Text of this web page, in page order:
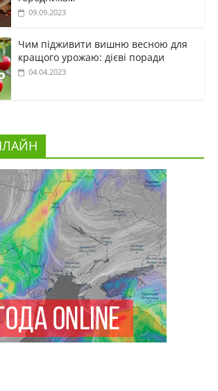
09.09.2023
Чим підживити вишню весною для
кращого урожаю: дієві поради
04.04.2023